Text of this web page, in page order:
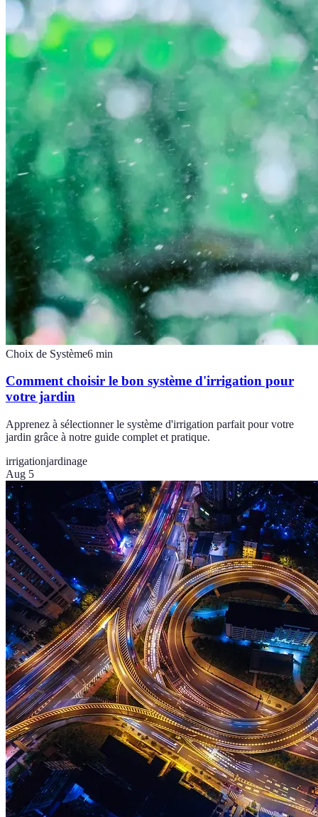
Choix de Système6 min
Comment choisir le bon système d'irrigation pour
votre jardin
Apprenez à sélectionner le système d'irrigation parfait pour votre
jardin grâce à notre guide complet et pratique.
irrigationjardinage
Aug 5